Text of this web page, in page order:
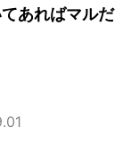
あればマルだ